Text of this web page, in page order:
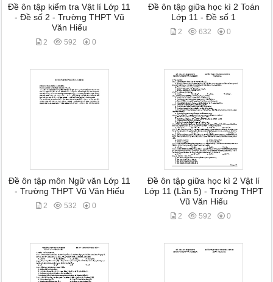
Đề ôn tập kiểm tra Vật lí Lớp 11
- Đề số 2 - Trường THPT Vũ
Văn Hiếu
2 592 0
Đề ôn tập giữa học kì 2 Toán
Lớp 11 - Đề số 1
2 632 0
Đề ôn tập môn Ngữ văn Lớp 11
- Trường THPT Vũ Văn Hiếu
2 532 0
Đề ôn tập giữa học kì 2 Vật lí
Lớp 11 (Lần 5) - Trường THPT
Vũ Văn Hiếu
2 592 0